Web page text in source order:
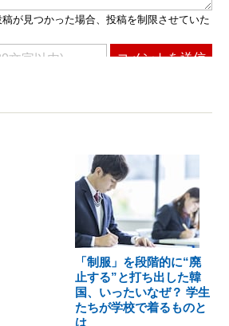
「制服」を段階的に“廃
止する”と打ち出した韓
国、いったいなぜ？ 学生
たちが学校で着るものと
は